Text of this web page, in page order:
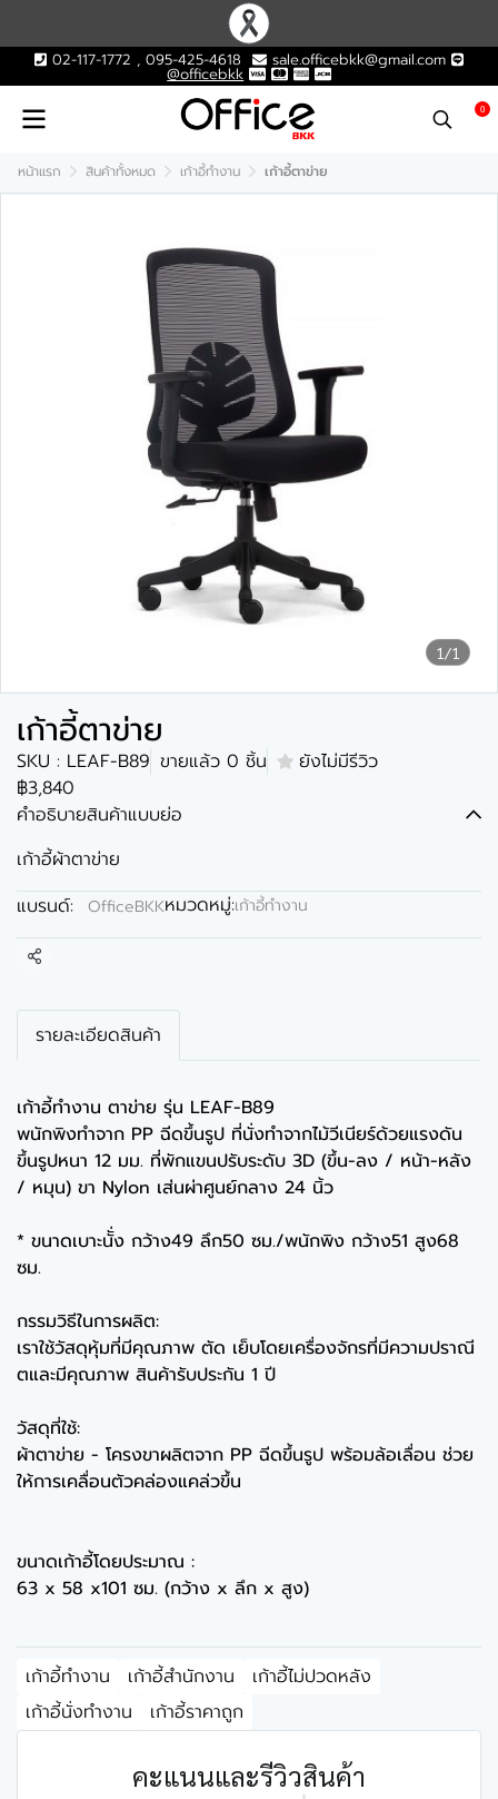
02-117-1772 , 095-425-4618 sale.officebkk@gmail.com
@officebkk
0
หน้าแรก สินค้าทั้งหมด เก้าอี้ทำงาน เก้าอี้ตาข่าย
1/1
เก้าอี้ตาข่าย
SKU : LEAF-B89 ขายแล้ว 0 ชิ้น
ยังไม่มีรีวิว
฿3,840
คำอธิบายสินค้าแบบย่อ
เก้าอี้ผ้าตาข่าย
แบรนด์:
OfficeBKKหมวดหมู่:เก้าอี้ทำงาน
แชร์
รายละเอียดสินค้า
เก้าอี้ทำงาน ตาข่าย รุ่น LEAF-B89
พนักพิงทำจาก PP ฉีดขึ้นรูป ที่นั่งทำจากไม้วีเนียร์ด้วยแรงดัน
ขึ้นรูปหนา 12 มม. ที่พักแขนปรับระดับ 3D (ขึ้น-ลง / หน้า-หลัง
/ หมุน) ขา Nylon เส่นผ่าศูนย์กลาง 24 นิ้ว
* ขนาดเบาะนัั่ง กว้าง49 ลึก50 ซม./พนักพิง กว้าง51 สูง68
ซม.
กรรมวิธีในการผลิต:
เราใช้วัสดุหุ้มที่มีคุณภาพ ตัด เย็บโดยเครื่องจักรที่มีความปราณี
ตและมีคุณภาพ สินค้ารับประกัน 1 ปี
วัสดุที่ใช้:
ผ้าตาข่าย - โครงขาผลิตจาก PP ฉีดขึ้นรูป พร้อมล้อเลื่อน ช่วย
ให้การเคลื่อนตัวคล่องแคล่วขึ้น
ขนาดเก้าอี้โดยประมาณ :
63 x 58 x101 ซม. (กว้าง x ลึก x สูง)
เก้าอี้ทำงาน เก้าอี้สำนักงาน
เก้าอี้ไม่ปวดหลัง
เก้าอี้นั่งทำงาน
เก้าอี้ราคาถูก
คะแนนและรีวิวสินค้า